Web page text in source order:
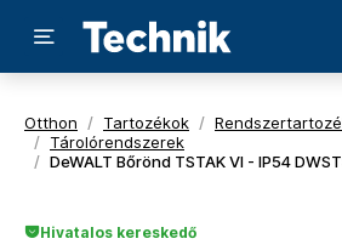
Otthon / Tartozékok /
/ Tárolórendszerek
/ DeWALT Bőrönd TSTAK VI - IP54
Hivatalos kereskedő